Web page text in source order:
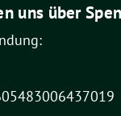
uns über